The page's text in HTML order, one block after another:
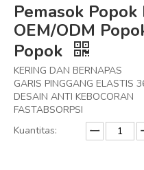
Pemasok Popok
OEM/ODM
Popok
KERING DAN BERNAPAS
GARIS PINGGANG ELASTIS
DESAIN ANTI KEBOCORAN
FASTABSORPSI
Kuantitas: